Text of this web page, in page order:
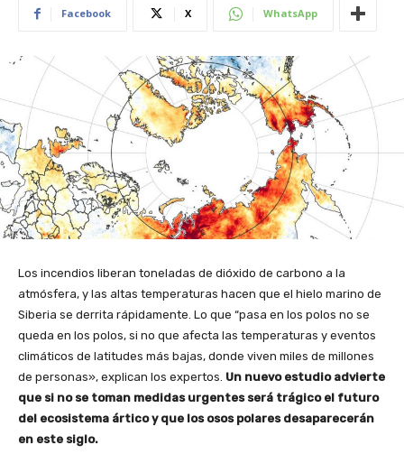
Facebook X WhatsApp
Los incendios liberan toneladas de dióxido de carbono a la
atmósfera, y las altas temperaturas hacen que el hielo marino de
Siberia se derrita rápidamente. Lo que “pasa en los polos no se
queda en los polos, si no que afecta las temperaturas y eventos
climáticos de latitudes más bajas, donde viven miles de millones
de personas», explican los expertos. Un nuevo estudio advierte
que si no se toman medidas urgentes será trágico el futuro
del ecosistema ártico y que los osos polares desaparecerán
en este siglo.